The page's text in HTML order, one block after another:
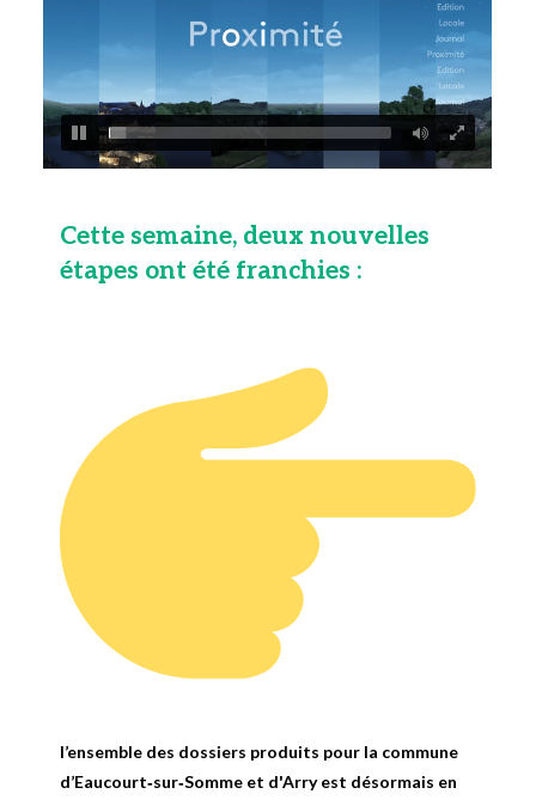
Cette semaine, deux nouvelles
étapes ont été franchies :
l’ensemble des dossiers produits pour la commune
d’Eaucourt‑sur‑Somme et d'Arry est désormais en